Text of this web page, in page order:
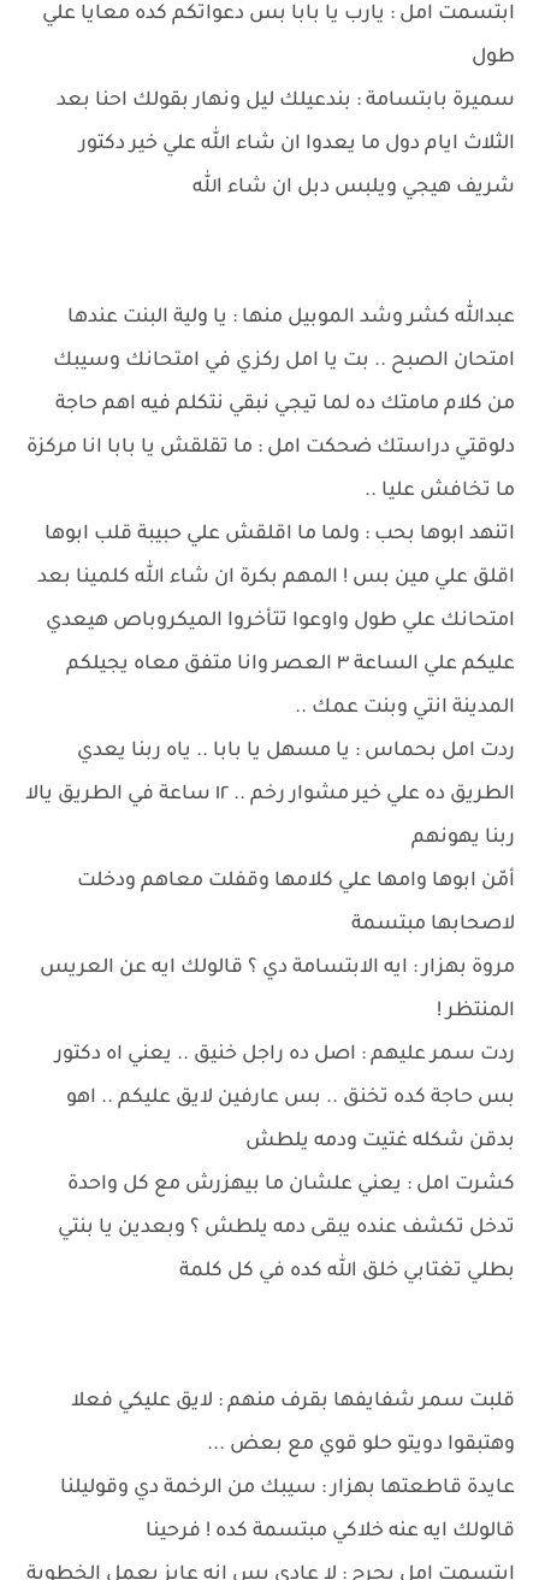
ابتسمت امل : يارب يا بابا بس دعواتكم كده معايا علي
طول
سميرة بابتسامة : بندعيلك ليل ونهار بقولك احنا بعد
الثلاث ايام دول ما يعدوا ان شاء الله علي خير دكتور
شريف هيجي ويلبس دبل ان شاء الله
عبدالله كشر وشد الموبيل منها : يا ولية البنت عندها
امتحان الصبح .. بت يا امل ركزي في امتحانك وسيبك
من كلام مامتك ده لما تيجي نبقي نتكلم فيه اهم حاجة
دلوقتي دراستك ضحكت امل : ما تقلقش يا بابا انا مركزة
ما تخافش عليا ..
اتنهد ابوها بحب : ولما ما اقلقش علي حبيبة قلب ابوها
اقلق علي مين بس ! المهم بكرة ان شاء الله كلمينا بعد
امتحانك علي طول واوعوا تتأخروا الميكروباص هيعدي
عليكم علي الساعة ٣ العصر وانا متفق معاه يجيلكم
المدينة انتي وبنت عمك ..
ردت امل بحماس : يا مسهل يا بابا .. ياه ربنا يعدي
الطريق ده علي خير مشوار رخم .. ١٢ ساعة في الطريق يالا
ربنا يهونهم
أمّن ابوها وامها علي كلامها وقفلت معاهم ودخلت
لاصحابها مبتسمة
مروة بهزار : ايه الابتسامة دي ؟ قالولك ايه عن العريس
المنتظر !
ردت سمر عليهم : اصل ده راجل خنيق .. يعني اه دكتور
بس حاجة كده تخنق .. بس عارفين لايق عليكم .. اهو
بدقن شكله غتيت ودمه يلطش
كشرت امل : يعني علشان ما بيهزرش مع كل واحدة
تدخل تكشف عنده يبقى دمه يلطش ؟ وبعدين يا بنتي
بطلي تغتابي خلق الله كده في كل كلمة
قلبت سمر شفايفها بقرف منهم : لايق عليكي فعلا
وهتبقوا دويتو حلو قوي مع بعض ...
عايدة قاطعتها بهزار : سيبك من الرخمة دي وقوليلنا
قالولك ايه عنه خلاكي مبتسمة كده ! فرحينا
ابتسمت امل بحرج : لا عادي بس انه عايز يعمل الخطوبة